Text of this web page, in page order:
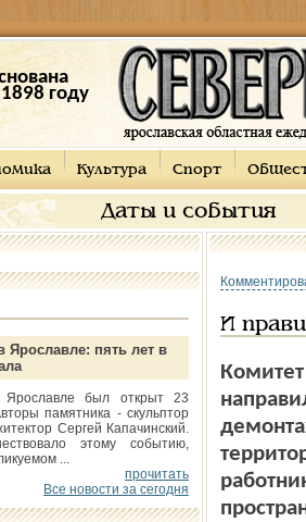
году
Культура Спорт
Даты и события
Ярославле: пять лет в
был открыт 23
памятника - скульптор
Сергей Капачинский.
этому событию,
...
прочитать
Все новости за сегодня
И